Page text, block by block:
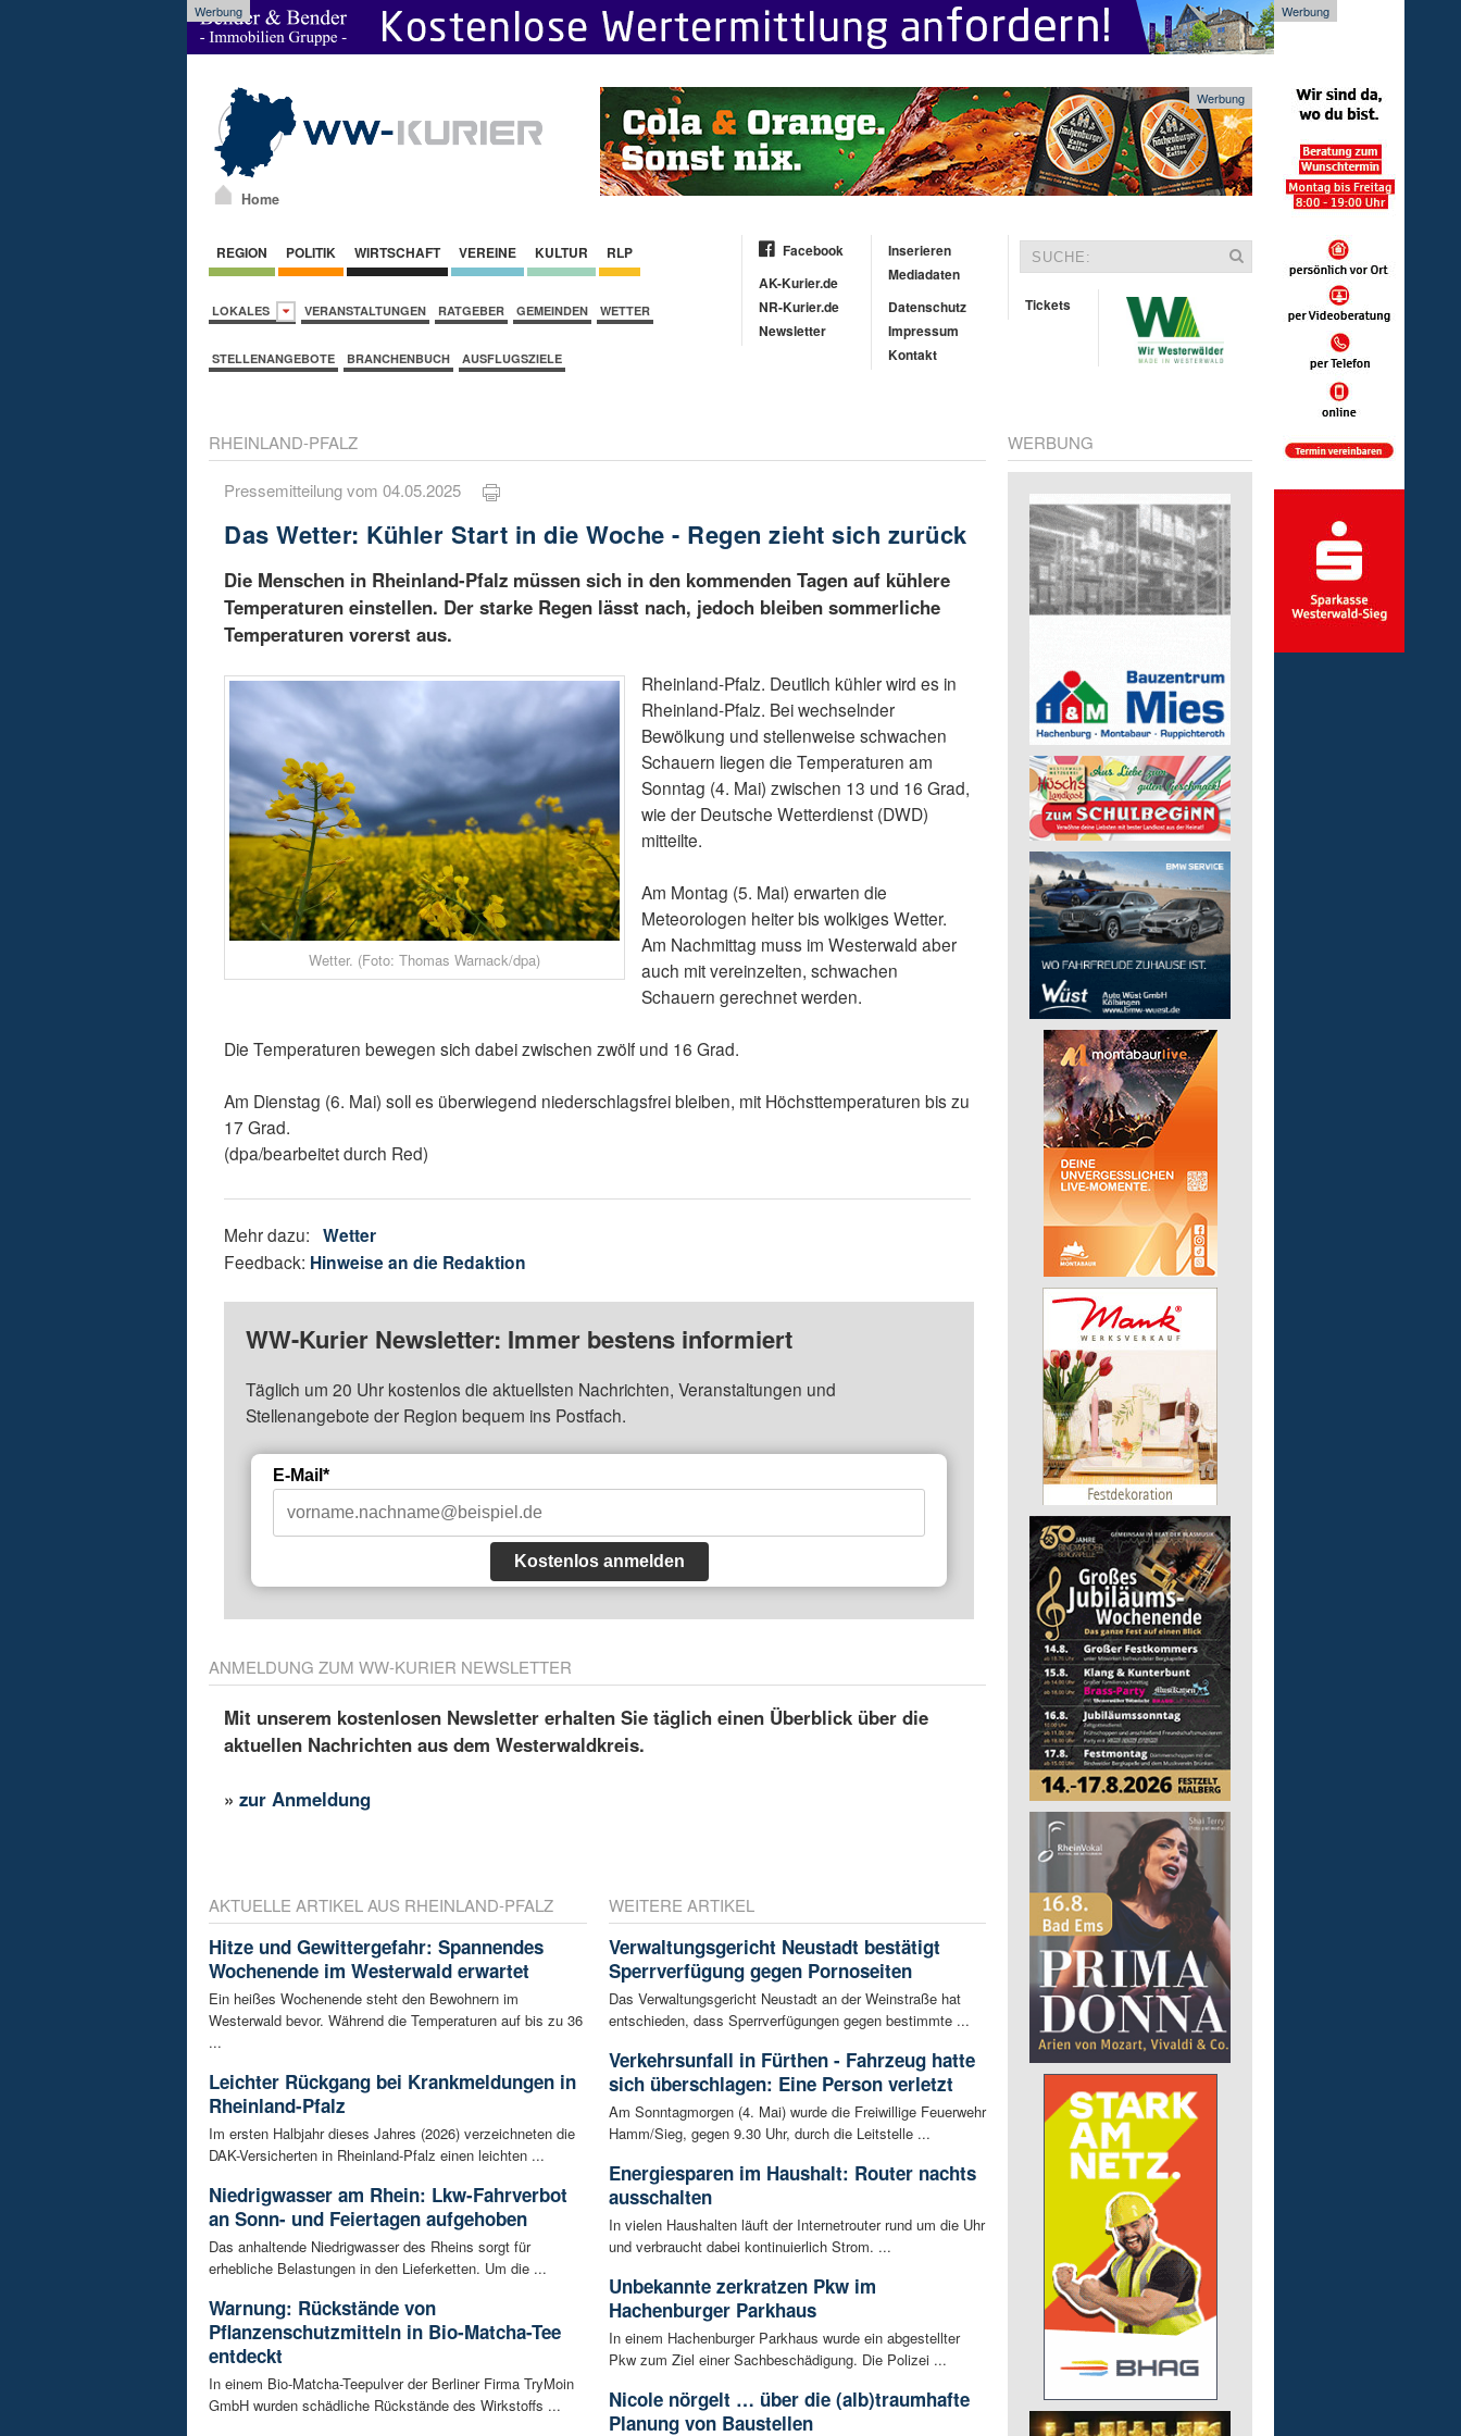
Werbung Werbung
Home
Werbung
REGION POLITIK WIRTSCHAFT VEREINE KULTUR RLP
LOKALES VERANSTALTUNGEN RATGEBER GEMEINDEN WETTER
STELLENANGEBOTE BRANCHENBUCH AUSFLUGSZIELE
Facebook
AK-Kurier.de
NR-Kurier.de
Newsletter
Inserieren
Mediadaten
Datenschutz
Impressum
Kontakt
Tickets
RHEINLAND-PFALZ
Pressemitteilung vom 04.05.2025
Das Wetter: Kühler Start in die Woche - Regen zieht sich zurück
Die Menschen in Rheinland-Pfalz müssen sich in den kommenden Tagen auf kühlere
Temperaturen einstellen. Der starke Regen lässt nach, jedoch bleiben sommerliche
Temperaturen vorerst aus.
Wetter. (Foto: Thomas Warnack/dpa)
Rheinland-Pfalz. Deutlich kühler wird es in
Rheinland-Pfalz. Bei wechselnder
Bewölkung und stellenweise schwachen
Schauern liegen die Temperaturen am
Sonntag (4. Mai) zwischen 13 und 16 Grad,
wie der Deutsche Wetterdienst (DWD)
mitteilte.
Am Montag (5. Mai) erwarten die
Meteorologen heiter bis wolkiges Wetter.
Am Nachmittag muss im Westerwald aber
auch mit vereinzelten, schwachen
Schauern gerechnet werden.
Die Temperaturen bewegen sich dabei zwischen zwölf und 16 Grad.
Am Dienstag (6. Mai) soll es überwiegend niederschlagsfrei bleiben, mit Höchsttemperaturen bis zu
17 Grad.
(dpa/bearbeitet durch Red)
Mehr dazu:Wetter
Feedback: Hinweise an die Redaktion
WW-Kurier Newsletter: Immer bestens informiert
Täglich um 20 Uhr kostenlos die aktuellsten Nachrichten, Veranstaltungen und
Stellenangebote der Region bequem ins Postfach.
E-Mail*
Kostenlos anmelden
ANMELDUNG ZUM WW-KURIER NEWSLETTER
Mit unserem kostenlosen Newsletter erhalten Sie täglich einen Überblick über die
aktuellen Nachrichten aus dem Westerwaldkreis.
»zur Anmeldung
AKTUELLE ARTIKEL AUS RHEINLAND-PFALZ
Hitze und Gewittergefahr: Spannendes
Wochenende im Westerwald erwartet
Ein heißes Wochenende steht den Bewohnern im
Westerwald bevor. Während die Temperaturen auf bis zu 36
...
Leichter Rückgang bei Krankmeldungen in
Rheinland-Pfalz
Im ersten Halbjahr dieses Jahres (2026) verzeichneten die
DAK-Versicherten in Rheinland-Pfalz einen leichten ...
Niedrigwasser am Rhein: Lkw-Fahrverbot
an Sonn- und Feiertagen aufgehoben
Das anhaltende Niedrigwasser des Rheins sorgt für
erhebliche Belastungen in den Lieferketten. Um die ...
Warnung: Rückstände von
Pflanzenschutzmitteln in Bio-Matcha-Tee
entdeckt
In einem Bio-Matcha-Teepulver der Berliner Firma TryMoin
GmbH wurden schädliche Rückstände des Wirkstoffs ...
WEITERE ARTIKEL
Verwaltungsgericht Neustadt bestätigt
Sperrverfügung gegen Pornoseiten
Das Verwaltungsgericht Neustadt an der Weinstraße hat
entschieden, dass Sperrverfügungen gegen bestimmte ...
Verkehrsunfall in Fürthen - Fahrzeug hatte
sich überschlagen: Eine Person verletzt
Am Sonntagmorgen (4. Mai) wurde die Freiwillige Feuerwehr
Hamm/Sieg, gegen 9.30 Uhr, durch die Leitstelle ...
Energiesparen im Haushalt: Router nachts
ausschalten
In vielen Haushalten läuft der Internetrouter rund um die Uhr
und verbraucht dabei kontinuierlich Strom. ...
Unbekannte zerkratzen Pkw im
Hachenburger Parkhaus
In einem Hachenburger Parkhaus wurde ein abgestellter
Pkw zum Ziel einer Sachbeschädigung. Die Polizei ...
Nicole nörgelt … über die (alb)traumhafte
Planung von Baustellen
WERBUNG